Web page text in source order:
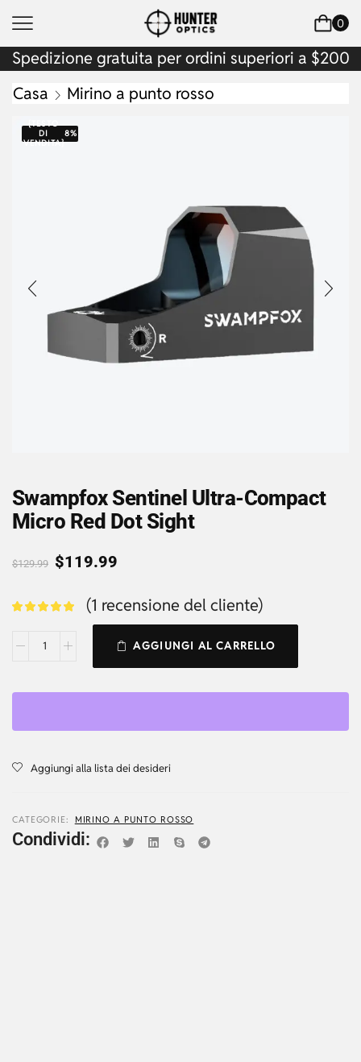
0
Spedizione gratuita per ordini superiori a $200
Casa
Mirino a punto rosso
{TESTO
DI
VENDITA}
8%
Swampfox Sentinel Ultra-Compact
Micro Red Dot Sight
$129.99 $119.99
(1 recensione del cliente)
AGGIUNGI AL CARRELLO
Aggiungi alla lista dei desideri
CATEGORIE: MIRINO A PUNTO ROSSO
Condividi: